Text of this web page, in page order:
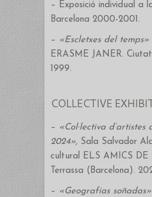
– Exposició individual a
Barcelona 2000-2001.
– «Escletxes del temps»
ERASME JANER.
1999.
COLLECTIVE
– «Col·lectiva d’artistes
2024», Sala Salvador
cultural ELS AMICS DE
Terrassa (Barcelona).
– «Geografías soñadas»